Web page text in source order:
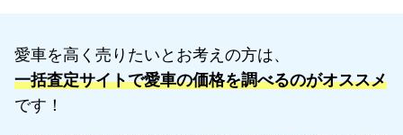
愛車を高く売りたいとお考えの方は、
一括査定サイトで愛車の価格を調べるのがオススメ
です！